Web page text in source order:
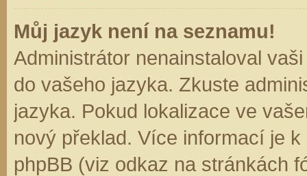
Můj jazyk není na seznamu!
Administrátor nenainstaloval
do vašeho jazyka. Zkuste
jazyka. Pokud lokalizace ve
nový překlad. Více informací je
phpBB (viz odkaz na stránkách